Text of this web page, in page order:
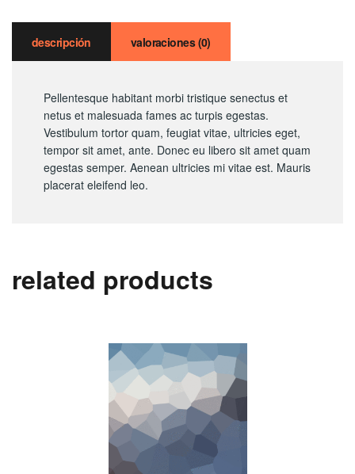
descripción valoraciones (0)
Pellentesque habitant morbi tristique senectus et
netus et malesuada fames ac turpis egestas.
Vestibulum tortor quam, feugiat vitae, ultricies eget,
tempor sit amet, ante. Donec eu libero sit amet quam
egestas semper. Aenean ultricies mi vitae est. Mauris
placerat eleifend leo.
related products